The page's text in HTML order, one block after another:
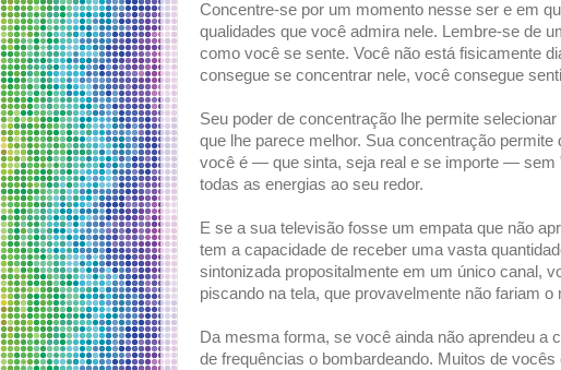
Concentre-se por um momento nesse ser e em
qualidades que você admira nele. Lembre-se de
como você se sente. Você não está fisicamente
consegue se concentrar nele, você consegue
Seu poder de concentração lhe permite
que lhe parece melhor. Sua concentração
você é — que sinta, seja real e se importe — sem
todas as energias ao seu redor.
E se a sua televisão fosse um empata que não
tem a capacidade de receber uma vasta
sintonizada propositalmente em um único canal,
piscando na tela, que provavelmente não fariam o
Da mesma forma, se você ainda não aprendeu a
de frequências o bombardeando. Muitos de